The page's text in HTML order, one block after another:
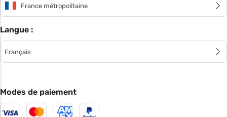
France métropolitaine
Langue :
Français
Modes de paiement